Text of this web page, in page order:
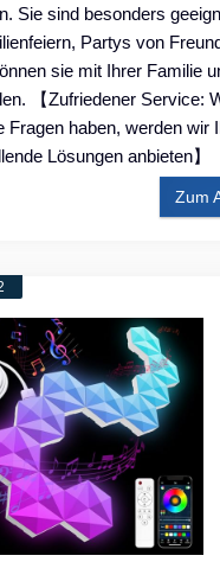
Sie sind besonders
Partys von
sie mit Ihrer Familie
【Zufriedener Service:
Fragen haben, werden wir
Lösungen anbieten】
Zum